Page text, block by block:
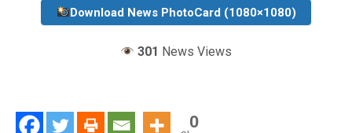
Download News PhotoCard (1080×1080)
301 News Views
0